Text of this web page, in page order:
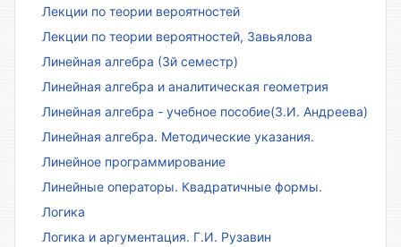
Лекции по теории вероятностей
Лекции по теории вероятностей, Завьялова
Линейная алгебра (3й семестр)
Линейная алгебра и аналитическая геометрия
Линейная алгебра - учебное пособие(З.И. Андреева)
Линейная алгебра. Методические указания.
Линейное программирование
Линейные операторы. Квадратичные формы.
Логика
Логика и аргументация. Г.И. Рузавин